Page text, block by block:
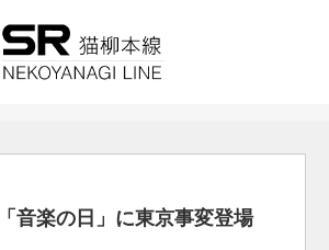
音楽の日」に東京事変登場